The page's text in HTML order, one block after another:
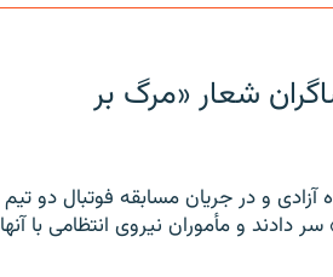
شعار «مرگ بر
و در جریان مسابقه فوتبال دو تیم
دادند و مأموران نیروی انتظامی با آنها